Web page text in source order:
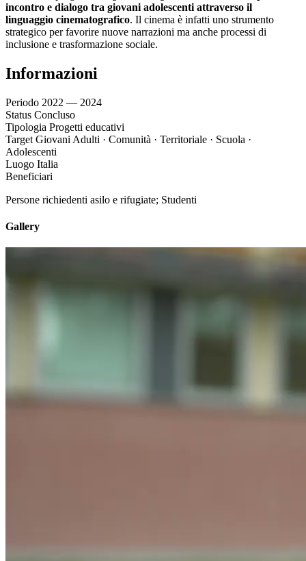
incontro e dialogo tra giovani adolescenti attraverso il
linguaggio cinematografico. Il cinema è infatti uno strumento
strategico per favorire nuove narrazioni ma anche processi di
inclusione e trasformazione sociale.
Informazioni
Periodo 2022 — 2024
Status Concluso
Tipologia Progetti educativi
Target Giovani Adulti · Comunità · Territoriale · Scuola ·
Adolescenti
Luogo Italia
Beneficiari
Persone richiedenti asilo e rifugiate; Studenti
Gallery